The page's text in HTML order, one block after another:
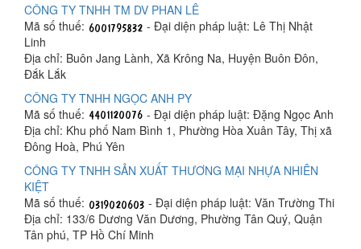
CÔNG TY TNHH TM DV PHAN LÊ
Mã số thuế:
- Đại diện pháp luật: Lê Thị Nhật
Linh
Địa chỉ: Buôn Jang Lành, Xã Krông Na, Huyện Buôn Đôn,
Đắk Lắk
CÔNG TY TNHH NGỌC ANH PY
Mã số thuế:
- Đại diện pháp luật: Đặng Ngọc Anh
Địa chỉ: Khu phố Nam Bình 1, Phường Hòa Xuân Tây, Thị xã
Đông Hoà, Phú Yên
CÔNG TY TNHH SẢN XUẤT THƯƠNG MẠI NHỰA NHIÊN
KIỆT
Mã số thuế:
- Đại diện pháp luật: Văn Trường Thi
Địa chỉ: 133/6 Dương Văn Dương, Phường Tân Quý, Quận
Tân phú, TP Hồ Chí Minh